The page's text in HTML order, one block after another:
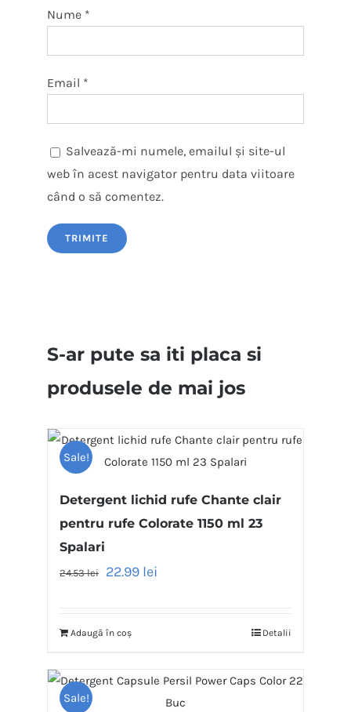
Nume *
Email *
Salvează-mi numele, emailul și site-ul
web în acest navigator pentru data viitoare
când o să comentez.
S-ar pute sa iti placa si
produsele de mai jos
Sale!
Detergent lichid rufe Chante clair
pentru rufe Colorate 1150 ml 23
Spalari
24.53lei 22.99 lei
Adaugă în coș Detalii
Sale!